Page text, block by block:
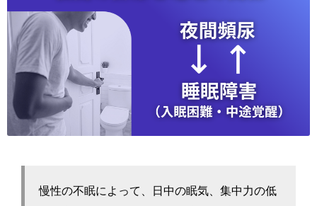
慢性の不眠によって、日中の眠気、集中力の低